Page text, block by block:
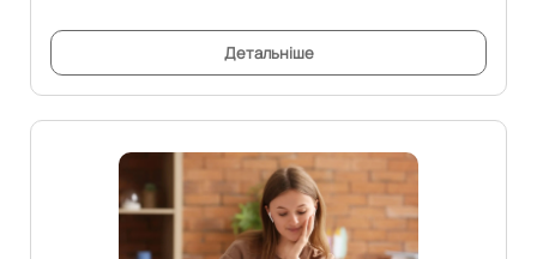
Детальніше